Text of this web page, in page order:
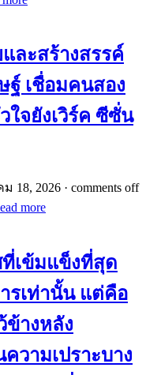
ละสร้างสรรค์
เชื่อมคนสอง
ใจยังเวิร์ค ซีซั่น
18, 2026 · comments off
more
ที่เข้มแข็งที่สุด
รเท่านั้น แต่คือ
ข้างหลัง
วามเปราะบาง